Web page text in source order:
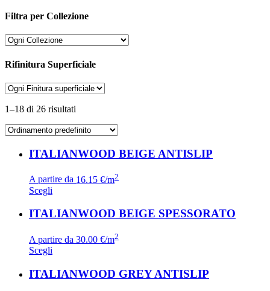
Filtra per Collezione
Rifinitura Superficiale
1–18 di 26 risultati
ITALIANWOOD BEIGE ANTISLIP
A partire da 16.15 €/m2
Scegli
ITALIANWOOD BEIGE SPESSORATO
A partire da 30.00 €/m2
Scegli
ITALIANWOOD GREY ANTISLIP